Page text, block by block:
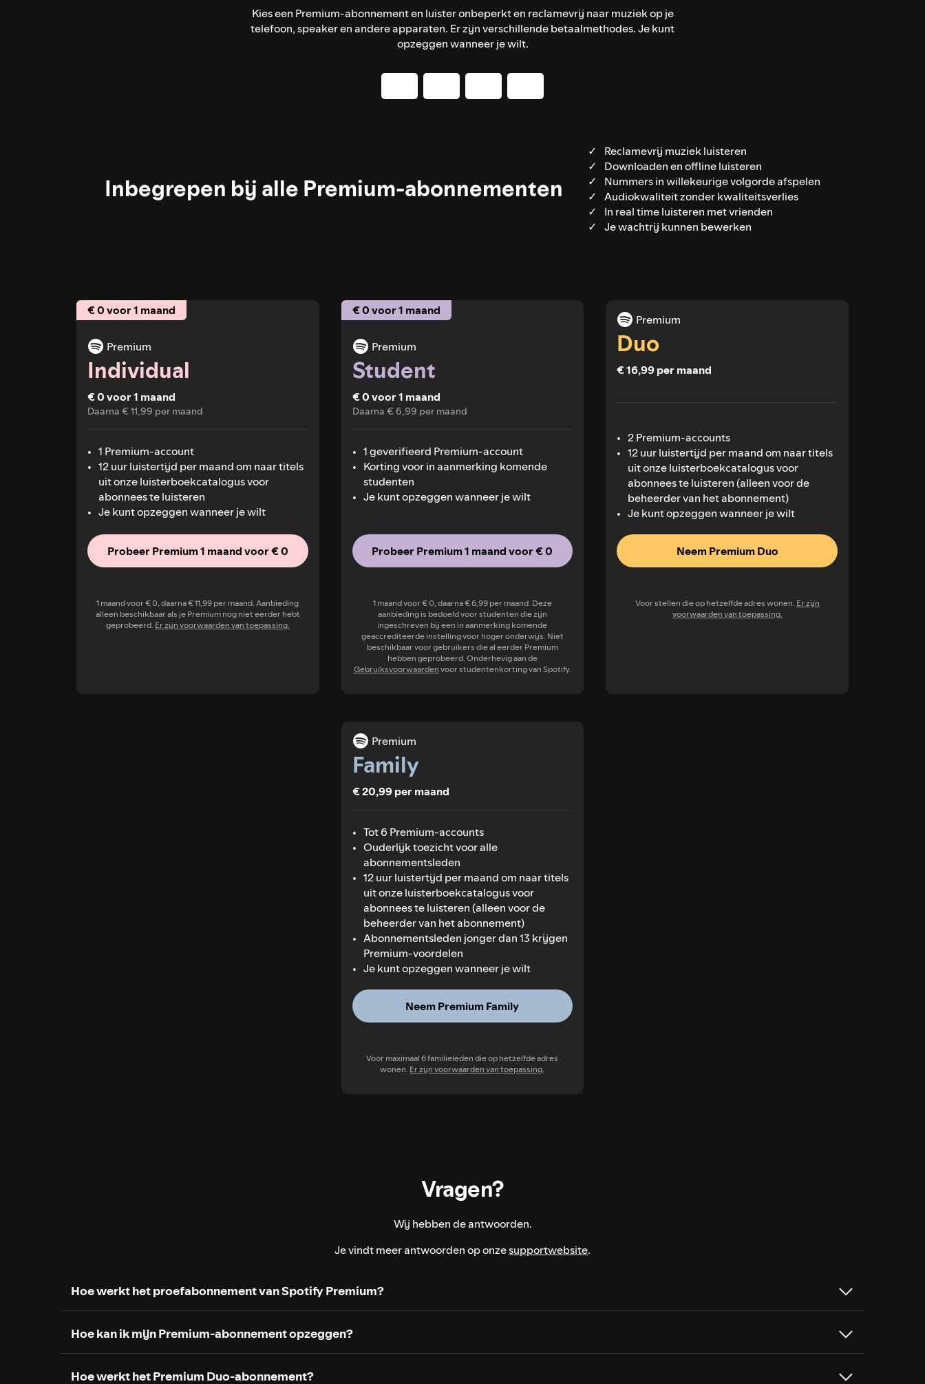
Kies een Premium-abonnement en luister onbeperkt en reclamevrij naar muziek op je
telefoon, speaker en andere apparaten. Er zijn verschillende betaalmethodes. Je kunt
opzeggen wanneer je wilt.
Inbegrepen bij alle Premium-abonnementen
Reclamevrij muziek luisteren
Downloaden en offline luisteren
Nummers in willekeurige volgorde afspelen
Audiokwaliteit zonder kwaliteitsverlies
In real time luisteren met vrienden
Je wachtrij kunnen bewerken
€ 0 voor 1 maand
Premium
Individual
€ 0 voor 1 maand
Daarna € 11,99 per maand
1 Premium-account
12 uur luistertijd per maand om naar titels
uit onze luisterboekcatalogus voor
abonnees te luisteren
Je kunt opzeggen wanneer je wilt
Probeer Premium 1 maand voor € 0
1 maand voor € 0, daarna € 11,99 per maand. Aanbieding
alleen beschikbaar als je Premium nog niet eerder hebt
geprobeerd. Er zijn voorwaarden van toepassing.
€ 0 voor 1 maand
Premium
Student
€ 0 voor 1 maand
Daarna € 6,99 per maand
1 geverifieerd Premium-account
Korting voor in aanmerking komende
studenten
Je kunt opzeggen wanneer je wilt
Probeer Premium 1 maand voor € 0
1 maand voor € 0, daarna € 6,99 per maand. Deze
aanbieding is bedoeld voor studenten die zijn
ingeschreven bij een in aanmerking komende
geaccrediteerde instelling voor hoger onderwijs. Niet
beschikbaar voor gebruikers die al eerder Premium
hebben geprobeerd. Onderhevig aan de
Gebruiksvoorwaardenvoor studentenkorting van Spotify.
Premium
Duo
€ 16,99 per maand
2 Premium-accounts
12 uur luistertijd per maand om naar titels
uit onze luisterboekcatalogus voor
abonnees te luisteren (alleen voor de
beheerder van het abonnement)
Je kunt opzeggen wanneer je wilt
Neem Premium Duo
Voor stellen die op hetzelfde adres wonen. Er zijn
voorwaarden van toepassing.
Premium
Family
€ 20,99 per maand
Tot 6 Premium-accounts
Ouderlijk toezicht voor alle
abonnementsleden
12 uur luistertijd per maand om naar titels
uit onze luisterboekcatalogus voor
abonnees te luisteren (alleen voor de
beheerder van het abonnement)
Abonnementsleden jonger dan 13 krijgen
Premium-voordelen
Je kunt opzeggen wanneer je wilt
Neem Premium Family
Voor maximaal 6 familieleden die op hetzelfde adres
wonen. Er zijn voorwaarden van toepassing.
Vragen?
Wij hebben de antwoorden.
Je vindt meer antwoorden op onzesupportwebsite.
Hoe werkt het proefabonnement van Spotify Premium?
Hoe kan ik mijn Premium-abonnement opzeggen?
Hoe werkt het Premium Duo-abonnement?